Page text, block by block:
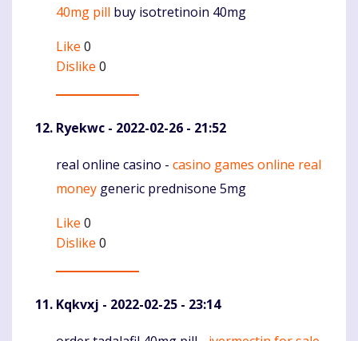
40mg pill buy isotretinoin 40mg
Like 0
Dislike 0
Ryekwc - 2022-02-26 - 21:52
Komentaras
real online casino - casino games online real
money generic prednisone 5mg
Like 0
Dislike 0
Kqkvxj - 2022-02-25 - 23:14